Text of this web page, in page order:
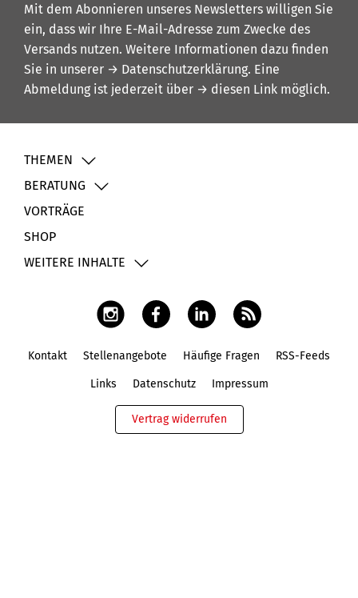
Mit dem Abonnieren unseres Newsletters willigen Sie
ein, dass wir Ihre E-Mail-Adresse zum Zwecke des
Versands nutzen. Weitere Informationen dazu finden
Sie in unserer → Datenschutzerklärung. Eine
Abmeldung ist jederzeit über → diesen Link möglich.
THEMEN
BERATUNG
VORTRÄGE
SHOP
WEITERE INHALTE
Kontakt Stellenangebote Häufige Fragen RSS-Feeds
Links Datenschutz Impressum
Vertrag widerrufen